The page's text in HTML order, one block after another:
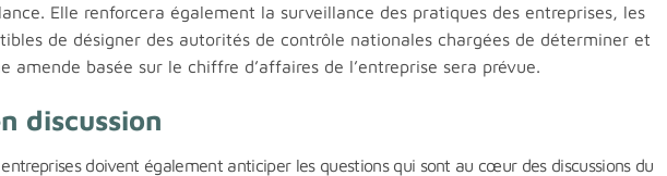
Elle renforcera également la surveillance des pratiques des entreprises, les
de désigner des autorités de contrôle nationales chargées de déterminer et
amende basée sur le chiffre d’affaires de l’entreprise sera prévue.
discussion
doivent également anticiper les questions qui sont au cœur des discussions du